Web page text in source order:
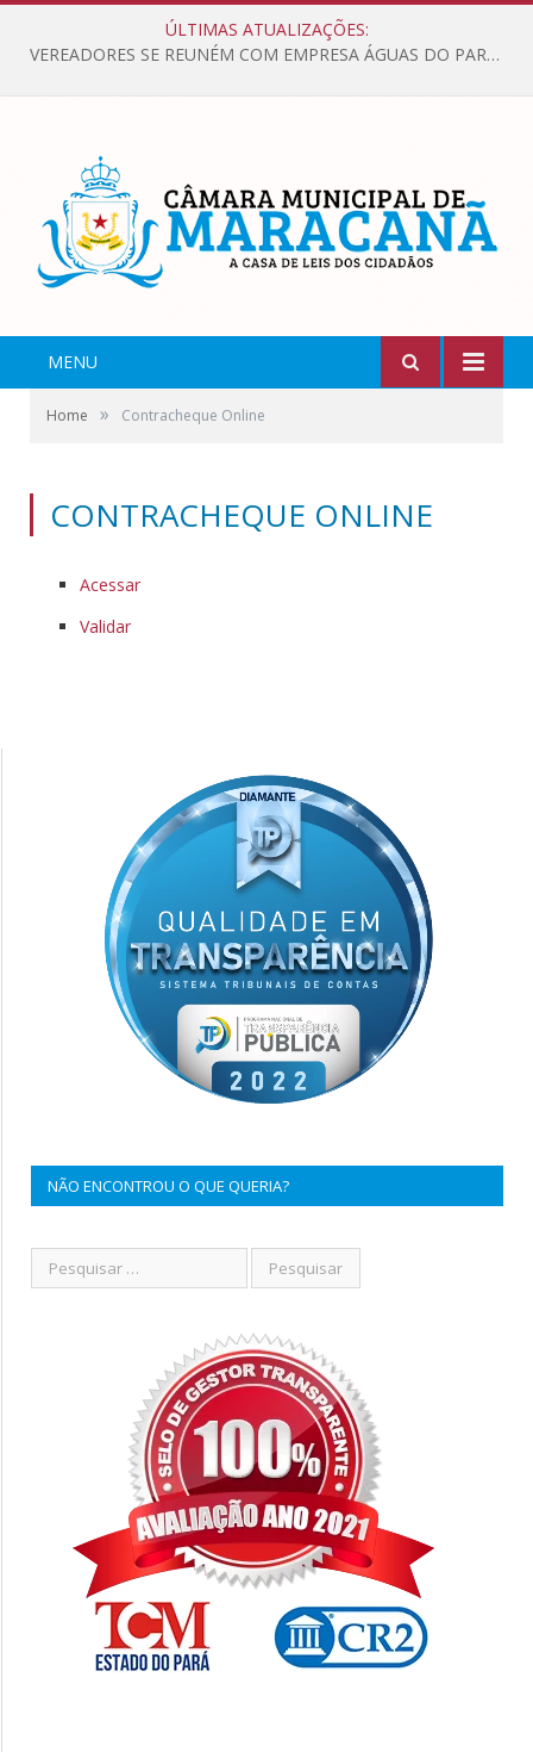
ÚLTIMAS ATUALIZAÇÕES:
VEREADORES SE REUNÉM COM EMPRESA ÁGUAS DO PARÁ, PARA APRESENTAR REIVINDICAÇÕES E MELHORIAS NA QUALIDADE DOS SERVIÇOS OFERECIDOS Á POPULAÇÃO.
MENU
Home » Contracheque Online
CONTRACHEQUE ONLINE
Acessar
Validar
NÃO ENCONTROU O QUE QUERIA?